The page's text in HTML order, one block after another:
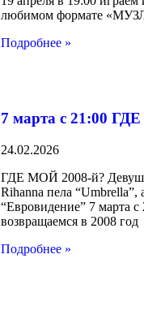
любимом формате
Подробнее »
7 марта с 21:00
24.02.2026
ГДЕ МОЙ 2008-й?
Rihanna пела
“Евровидение” 7 марта
возвращаемся в 2008 год
Подробнее »